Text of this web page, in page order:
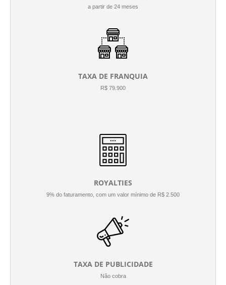
a partir de 24 meses
TAXA DE FRANQUIA
R$ 79.900
ROYALTIES
9% do faturamento, com um valor mínimo de R$ 2.500
TAXA DE PUBLICIDADE
Não cobra